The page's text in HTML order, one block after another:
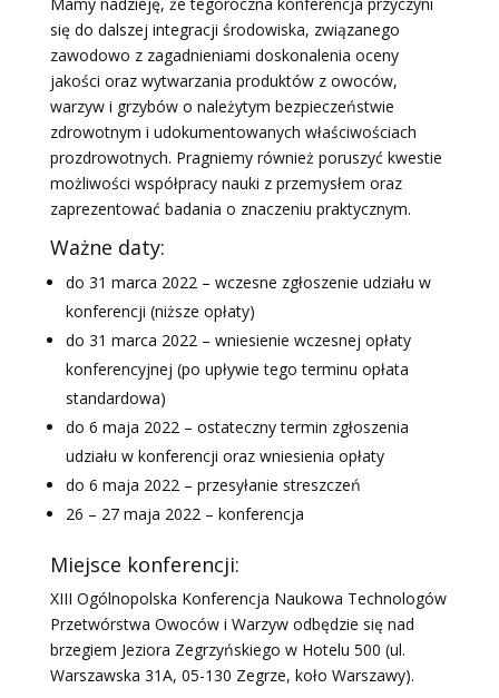
się do dalszej integracji środowiska, związanego
zawodowo z zagadnieniami doskonalenia oceny
jakości oraz wytwarzania produktów z owoców,
warzyw i grzybów o należytym bezpieczeństwie
zdrowotnym i udokumentowanych właściwościach
prozdrowotnych. Pragniemy również poruszyć kwestie
możliwości współpracy nauki z przemysłem oraz
zaprezentować badania o znaczeniu praktycznym.
Ważne daty:
do 31 marca 2022 – wczesne zgłoszenie udziału w
konferencji (niższe opłaty)
do 31 marca 2022 – wniesienie wczesnej opłaty
konferencyjnej (po upływie tego terminu opłata
standardowa)
do 6 maja 2022 – ostateczny termin zgłoszenia
udziału w konferencji oraz wniesienia opłaty
do 6 maja 2022 – przesyłanie streszczeń
26 – 27 maja 2022 – konferencja
Miejsce konferencji:
XIII Ogólnopolska Konferencja Naukowa Technologów
Przetwórstwa Owoców i Warzyw odbędzie się nad
brzegiem Jeziora Zegrzyńskiego w Hotelu 500 (ul.
Warszawska 31A, 05-130 Zegrze, koło Warszawy).